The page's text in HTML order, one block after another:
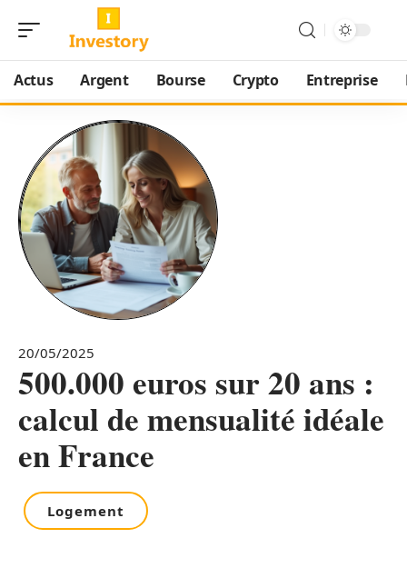
Actus Argent Bourse Crypto Entreprise
20/05/2025
500.000 euros sur 20 ans :
calcul de mensualité idéale
en France
Logement